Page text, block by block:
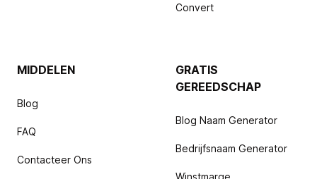
Convert
MIDDELEN
Blog
FAQ
Contacteer Ons
GRATIS
GEREEDSCHAP
Blog Naam Generator
Bedrijfsnaam Generator
Winstmarge